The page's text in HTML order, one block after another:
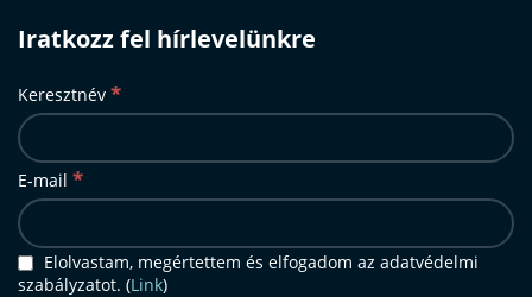
Iratkozz fel hírlevelünkre
Keresztnév *
E-mail *
Elolvastam, megértettem és elfogadom az adatvédelmi
szabályzatot. (Link)